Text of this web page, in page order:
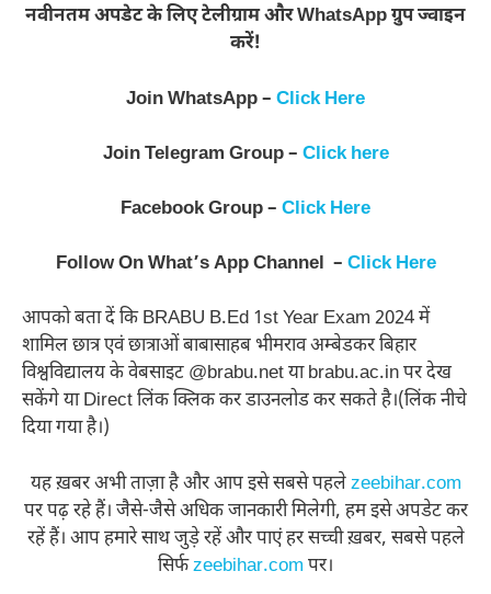
नवीनतम अपडेट के लिए टेलीग्राम और WhatsApp ग्रुप ज्वाइन
करें!
Join WhatsApp – Click Here
Join Telegram Group – Click here
Facebook Group – Click Here
Follow On What’s App Channel – Click Here
आपको बता दें कि BRABU B.Ed 1st Year Exam 2024 में
शामिल छात्र एवं छात्राओं बाबासाहब भीमराव अम्बेडकर बिहार
विश्वविद्यालय के वेबसाइट @brabu.net या brabu.ac.in पर देख
सकेंगे या Direct लिंक क्लिक कर डाउनलोड कर सकते है।(लिंक नीचे
दिया गया है।)
यह ख़बर अभी ताज़ा है और आप इसे सबसे पहलेzeebihar.com
पर पढ़ रहे हैं। जैसे-जैसे अधिक जानकारी मिलेगी, हम इसे अपडेट कर
रहें हैं। आप हमारे साथ जुड़े रहें और पाएं हर सच्ची ख़बर, सबसे पहले
सिर्फzeebihar.com पर।